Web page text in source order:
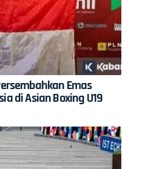
Emas
di Asian Boxing U19